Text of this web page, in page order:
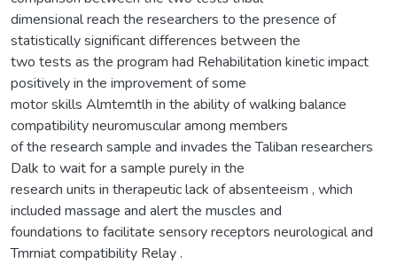
dimensional reach the researchers to the presence of
statistically significant differences between the
two tests as the program had Rehabilitation kinetic impact
positively in the improvement of some
motor skills Almtemtlh in the ability of walking balance
compatibility neuromuscular among members
of the research sample and invades the Taliban researchers
Dalk to wait for a sample purely in the
research units in therapeutic lack of absenteeism , which
included massage and alert the muscles and
foundations to facilitate sensory receptors neurological and
Tmrniat compatibility Relay .